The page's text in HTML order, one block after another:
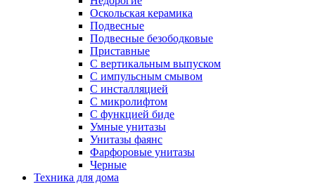
Оскольская керамика
Подвесные
Подвесные безободковые
Приставные
С вертикальным выпуском
С импульсным смывом
С инсталляцией
С микролифтом
С функцией биде
Умные унитазы
Унитазы фаянс
Фарфоровые унитазы
Черные
Техника для дома